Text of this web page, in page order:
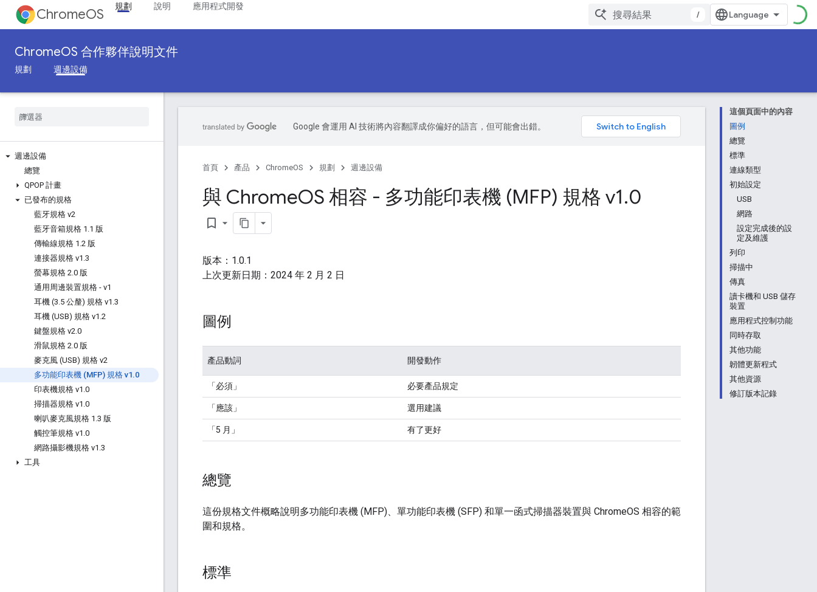
ChromeOS 規劃 說明 應用程式開發
/
ChromeOS 合作夥伴說明文件
規劃 週邊設備
週邊設備
總覽
QPOP 計畫
已發布的規格
藍牙規格 v2
藍牙音箱規格 1 .1 版
傳輸線規格 1 .2 版
連接器規格 v1 .3
螢幕規格 2.0 版
通用周邊裝置規格 - v1
耳機 (3.5 公釐) 規格 v1 .3
耳機 (USB) 規格 v1 .2
鍵盤規格 v2.0
滑鼠規格 2.0 版
麥克風 (USB) 規格 v2
多功能印表機 (MFP) 規格 v1.0
印表機規格 v1 .0
掃描器規格 v1 .0
喇叭麥克風規格 1 .3 版
觸控筆規格 v1 .0
網路攝影機規格 v1 .3
工具
這個頁面中的內容
圖例
總覽
標準
連線類型
初始設定
USB
網路
設定完成後的設
定及維護
列印
掃描中
傳真
讀卡機和 USB 儲存
裝置
應用程式控制功能
同時存取
其他功能
韌體更新程式
其他資源
修訂版本記錄
Google 會運用 AI 技術將內容翻譯成你偏好的語言，但可能會出錯。
首頁 產品 ChromeOS 規劃 週邊設備
與 ChromeOS 相容 - 多功能印表機 (MFP) 規格 v1.0
bookmark_border
版本：1.0.1
上次更新日期：2024 年 2 月 2 日
圖例
產品動詞 開發動作
「必須」 必要產品規定
「應該」 選用建議
「5 月」 有了更好
總覽
這份規格文件概略說明多功能印表機 (MFP)、單功能印表機 (SFP) 和單一函式掃描器裝置與 ChromeOS 相容的範
圍和規格。
標準